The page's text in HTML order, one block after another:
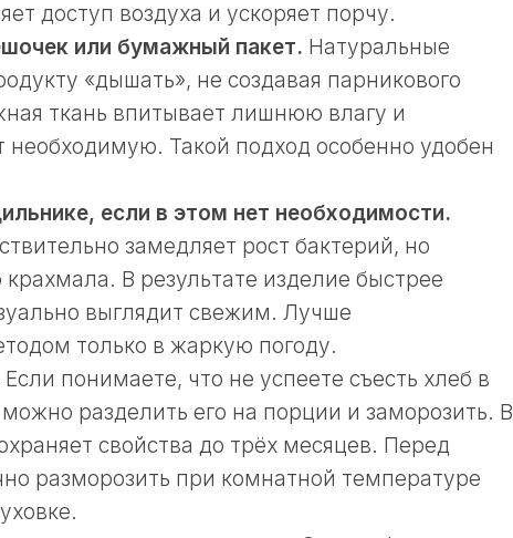
доступ воздуха и ускоряет порчу.
или бумажный пакет. Натуральные
«дышать», не создавая парникового
ткань впитывает лишнюю влагу и
необходимую. Такой подход особенно удобен
если в этом нет необходимости.
замедляет рост бактерий, но
В результате изделие быстрее
выглядит свежим. Лучше
только в жаркую погоду.
Если понимаете, что не успеете съесть хлеб в
разделить его на порции и заморозить. В
свойства до трёх месяцев. Перед
разморозить при комнатной температуре